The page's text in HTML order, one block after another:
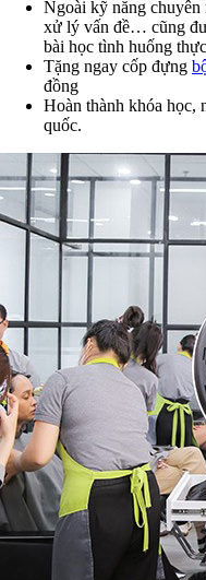
Ngoài kỹ năng chuyên
xử lý vấn đề… cũng
bài học tình huống
Tặng ngay cốp đựng
đồng
Hoàn thành khóa học,
quốc.